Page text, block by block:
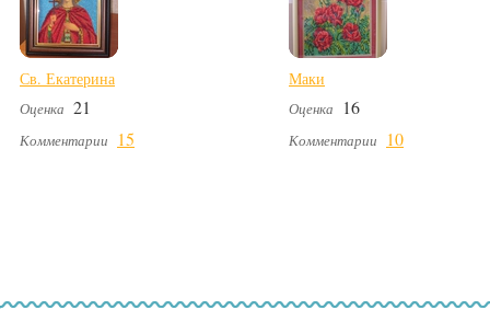
Св. Екатерина
Оценка 21
Комментарии 15
Маки
Оценка 16
Комментарии 10